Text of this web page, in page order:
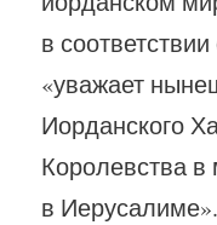
в
«уважает
Иорданского
Королевства в
в